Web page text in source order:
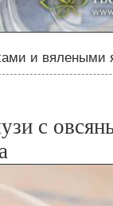
и вялеными
с